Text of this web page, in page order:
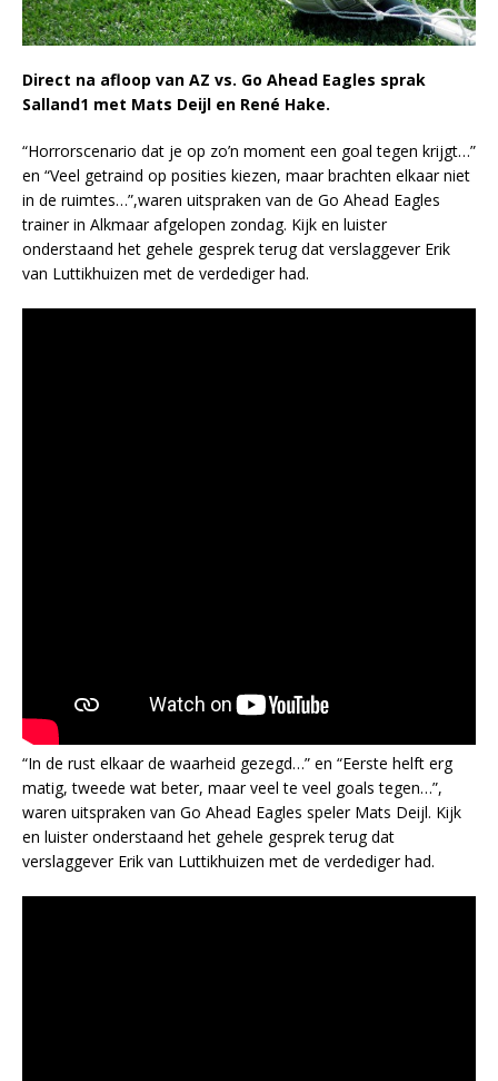
Direct na afloop van AZ vs. Go Ahead Eagles sprak
Salland1 met Mats Deijl en René Hake.
“Horrorscenario dat je op zo’n moment een goal tegen krijgt…”
en “Veel getraind op posities kiezen, maar brachten elkaar niet
in de ruimtes…”,waren uitspraken van de Go Ahead Eagles
trainer in Alkmaar afgelopen zondag. Kijk en luister
onderstaand het gehele gesprek terug dat verslaggever Erik
van Luttikhuizen met de verdediger had.
“In de rust elkaar de waarheid gezegd…” en “Eerste helft erg
matig, tweede wat beter, maar veel te veel goals tegen…”,
waren uitspraken van Go Ahead Eagles speler Mats Deijl. Kijk
en luister onderstaand het gehele gesprek terug dat
verslaggever Erik van Luttikhuizen met de verdediger had.